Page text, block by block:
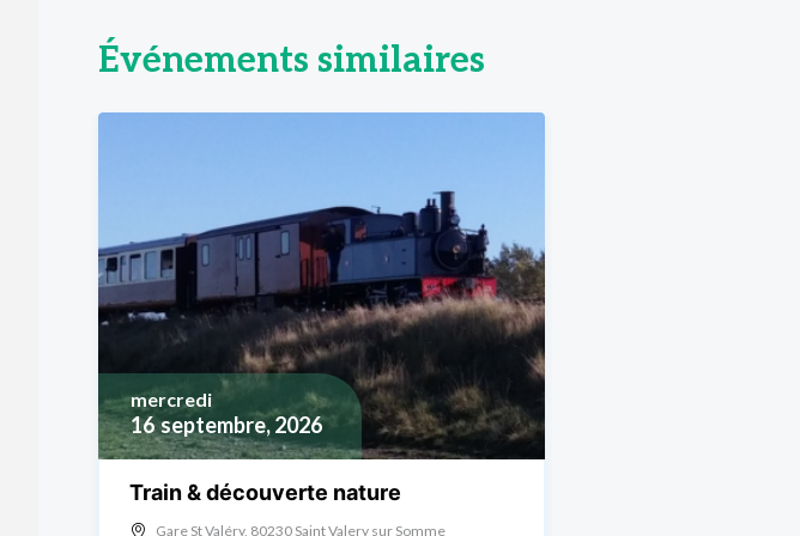
Événements similaires
16 septembre, 2026
mercredi
Train & découverte nature
Gare St Valéry, 80230 Saint Valery sur Somme